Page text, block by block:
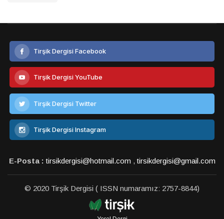
Tirşik Dergisi Facebook
Tirşik Dergisi YouTube
Tirşik Dergisi Twitter
Tirşik Dergisi Instagram
E-Posta : tirsikdergisi@hotmail.com ,tirsikdergisi@gmail.com
© 2020 Tirşik Dergisi ( ISSN numaramız: 2757-8844)